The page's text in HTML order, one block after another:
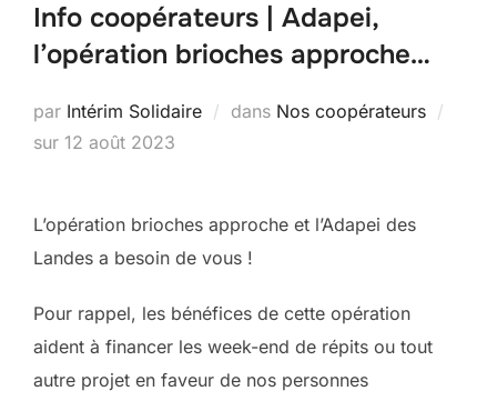
Info coopérateurs | Adapei,
l’opération brioches approche…
par Intérim Solidaire dans Nos coopérateurs
sur Publié
12 août 2023
L’opération brioches approche et l’Adapei des
Landes a besoin de vous !
Pour rappel, les bénéfices de cette opération
aident à financer les week-end de répits ou tout
autre projet en faveur de nos personnes